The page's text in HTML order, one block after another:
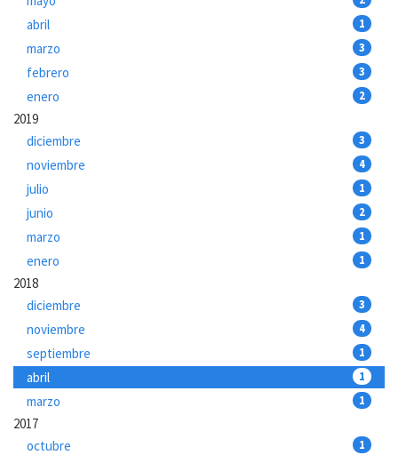
abril 1
marzo 3
febrero 3
enero 2
2019
diciembre
3
noviembre 4
julio 1
junio 2
marzo 1
enero 1
2018
diciembre
3
noviembre 4
septiembre 1
abril 1
marzo 1
2017
octubre
1